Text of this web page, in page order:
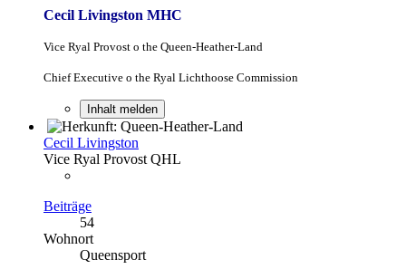
Cecil Livingston MHC
Vice Ryal Provost o the Queen-Heather-Land
Chief Executive o the Ryal Lichthoose Commission
Inhalt melden
Cecil Livingston
Vice Ryal Provost QHL
Beiträge
54
Wohnort
Queensport